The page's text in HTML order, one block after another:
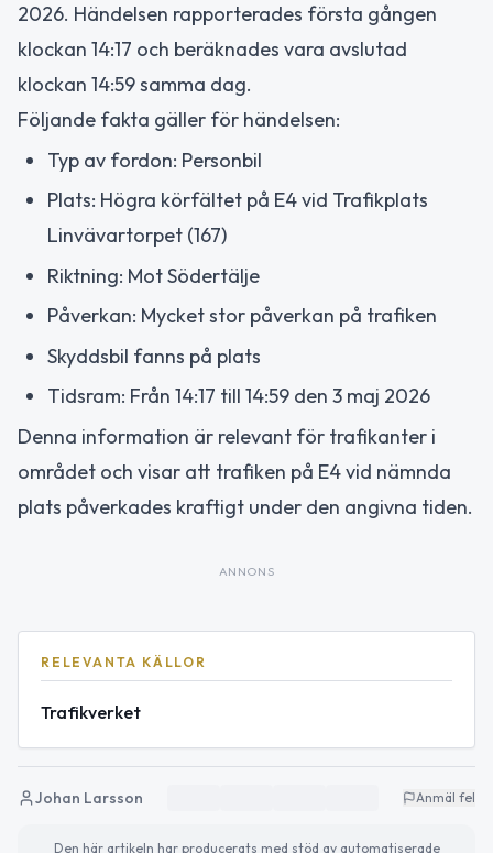
2026. Händelsen rapporterades första gången
klockan 14:17 och beräknades vara avslutad
klockan 14:59 samma dag.
Följande fakta gäller för händelsen:
Typ av fordon: Personbil
Plats: Högra körfältet på E4 vid Trafikplats
Linvävartorpet (167)
Riktning: Mot Södertälje
Påverkan: Mycket stor påverkan på trafiken
Skyddsbil fanns på plats
Tidsram: Från 14:17 till 14:59 den 3 maj 2026
Denna information är relevant för trafikanter i
området och visar att trafiken på E4 vid nämnda
plats påverkades kraftigt under den angivna tiden.
ANNONS
RELEVANTA KÄLLOR
Trafikverket
Johan Larsson Anmäl fel
Den här artikeln har producerats med stöd av automatiserade